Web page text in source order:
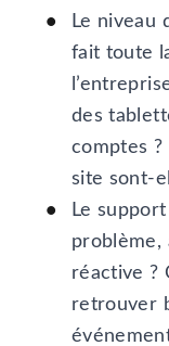
Le niveau
fait toute
des
comptes
site sont-
Le
problème,
réactive ?
retrouver